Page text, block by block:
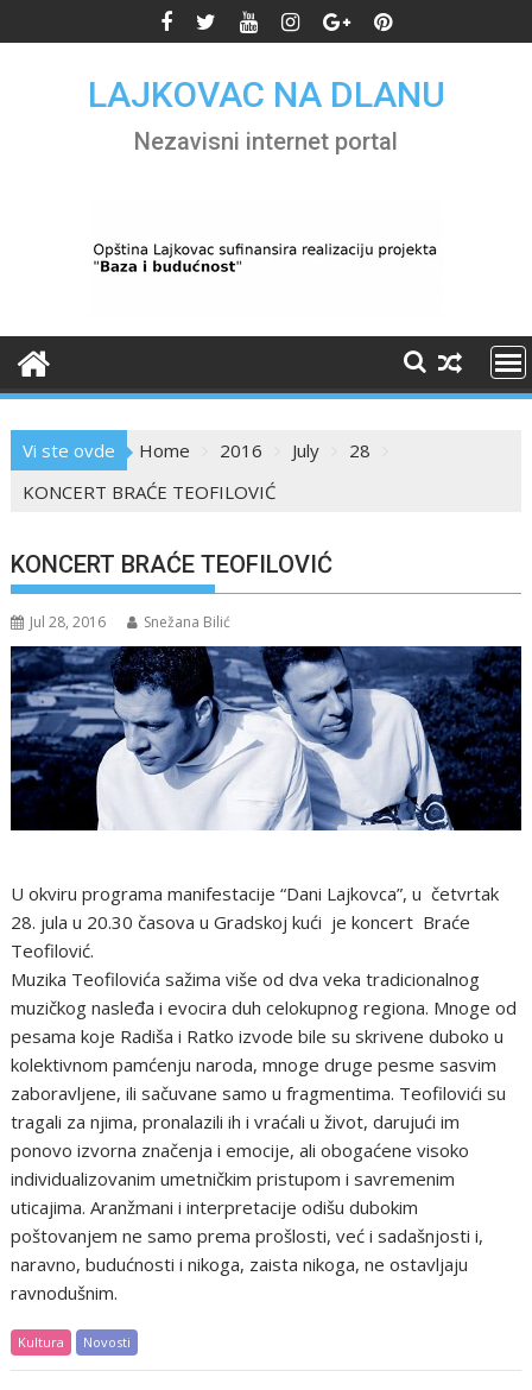
to
LAJKOVAC NA DLANU
Nezavisni internet portal
Vi ste ovde Home 2016 July
28
KONCERT BRAĆE TEOFILOVIĆ
KONCERT BRAĆE TEOFILOVIĆ
Jul 28, 2016 Snežana Bilić
U okviru programa manifestacije “Dani Lajkovca”, u četvrtak
28. jula u 20.30 časova u Gradskoj kući je koncert Braće
Teofilović.
Muzika Teofilovića sažima više od dva veka tradicionalnog
muzičkog nasleđa i evocira duh celokupnog regiona. Mnoge od
pesama koje Radiša i Ratko izvode bile su skrivene duboko u
kolektivnom pamćenju naroda, mnoge druge pesme sasvim
zaboravljene, ili sačuvane samo u fragmentima. Teofilovići su
tragali za njima, pronalazili ih i vraćali u život, darujući im
ponovo izvorna značenja i emocije, ali obogaćene visoko
individualizovanim umetničkim pristupom i savremenim
uticajima. Aranžmani i interpretacije odišu dubokim
poštovanjem ne samo prema prošlosti, već i sadašnjosti i,
naravno, budućnosti i nikoga, zaista nikoga, ne ostavljaju
ravnodušnim.
Kultura Novosti